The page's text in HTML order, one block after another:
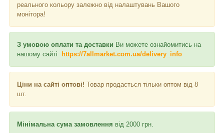
реального кольору залежно від налаштувань Вашого
монітора!
З умовою оплати та доставки Ви можете ознайомитись на
нашому сайті
https://7allmarket.com.ua/delivery_info
Ціни на сайті оптові! Товар продається тільки оптом від 8
шт.
Мінімальна сума замовлення від 2000 грн.